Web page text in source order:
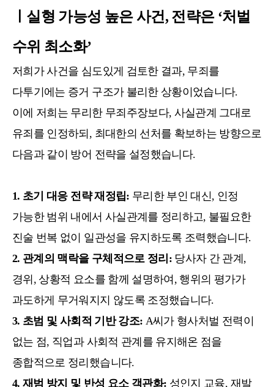
ㅣ실형 가능성 높은 사건, 전략은 ‘처벌
수위 최소화’
저희가 사건을 심도있게 검토한 결과, 무죄를
다투기에는 증거 구조가 불리한 상황이었습니다.
이에 저희는 무리한 무죄주장보다, 사실관계 그대로
유죄를 인정하되, 최대한의 선처를 확보하는 방향으로
다음과 같이 방어 전략을 설정했습니다.
1. 초기 대응 전략 재정립: 무리한 부인 대신, 인정
가능한 범위 내에서 사실관계를 정리하고, 불필요한
진술 번복 없이 일관성을 유지하도록 조력했습니다.
2. 관계의 맥락을 구체적으로 정리: 당사자 간 관계,
경위, 상황적 요소를 함께 설명하여, 행위의 평가가
과도하게 무거워지지 않도록 조정했습니다.
3. 초범 및 사회적 기반 강조: A씨가 형사처벌 전력이
없는 점, 직업과 사회적 관계를 유지해온 점을
종합적으로 정리했습니다.
4. 재범 방지 및 반성 요소 객관화: 성인지 교육, 재발